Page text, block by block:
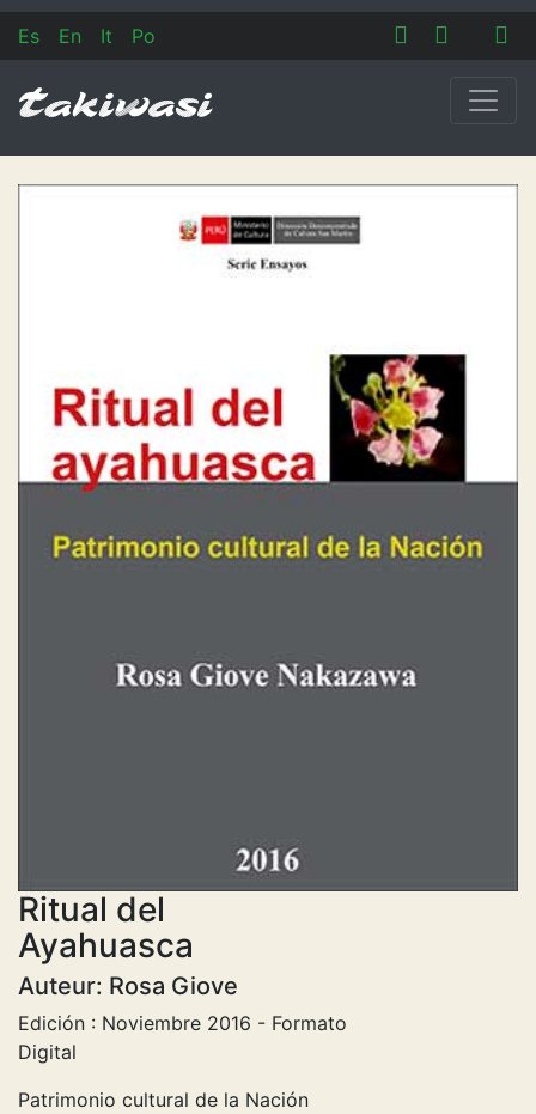
Es En It Po
Ritual del
Ayahuasca
Auteur: Rosa Giove
Edición : Noviembre 2016 - Formato
Digital
Patrimonio cultural de la Nación